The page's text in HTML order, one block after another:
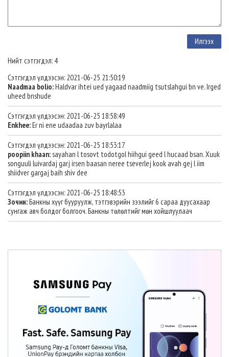
Нийт сэтгэгдэл: 4
Сэтгэгдэл үлдээсэн: 2021-06-25 21:50:19
Naadmaa bolio:Haldvar ihtei ued yagaad naadmiig tsutslahgui bn ve. Irged
uheed bnshude
Сэтгэгдэл үлдээсэн: 2021-06-25 18:58:49
Enkhee:Er ni ene udaadaa zuv bayrlalaa
Сэтгэгдэл үлдээсэн: 2021-06-25 18:53:17
poopiin khaan: sayahan l tosovt todotgol hiihgui geed l hucaad bsan. Xuuk
songuuli luivardaj garj irsen baasan neree tseverlej kook avah gej l iim
shiidver gargaj baih shiv dee
Сэтгэгдэл үлдээсэн: 2021-06-25 18:48:53
Зочин:Банкны хүүг бууруулж, тэтгэвэрийн зээлийг 6 сараа дуусахаар
сунгаж авч болдог болгооч. Банкны төлөлтийг мөн хойшлуулаач